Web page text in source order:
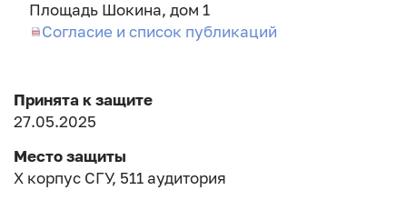
Площадь Шокина, дом 1
Согласие и список публикаций
Принята к защите
27.05.2025
Место защиты
X корпус СГУ, 511 аудитория